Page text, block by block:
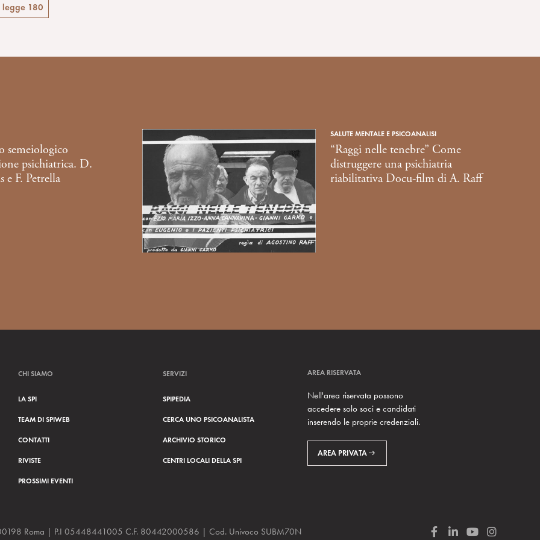
legge 180
semeiologico
psichiatrica. D.
e F. Petrella
SALUTE MENTALE E PSICOANALISI
“Raggi nelle tenebre” Come
distruggere una psichiatria
riabilitativa Docu-film di A. Raff
CHI SIAMO
LA SPI
TEAM DI SPIWEB
CONTATTI
RIVISTE
PROSSIMI EVENTI
SERVIZI
SPIPEDIA
CERCA UNO PSICOANALISTA
ARCHIVIO STORICO
CENTRI LOCALI DELLA SPI
AREA RISERVATA
Nell'area riservata possono
accedere solo soci e candidati
inserendo le proprie credenziali.
AREA PRIVATA
Roma | P.I 05448441005 C.F. 80442000586 | Cod. Univoco SUBM70N